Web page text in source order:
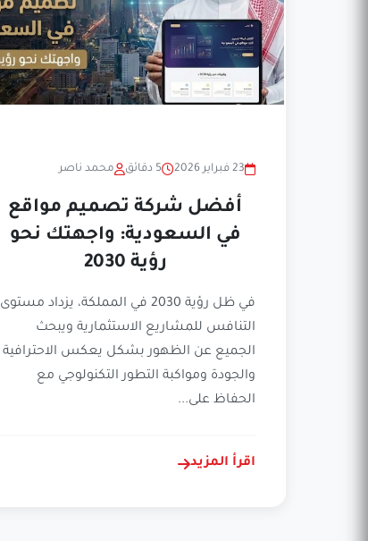
23 فبراير 2026 5 دقائق محمد ناصر
أفضل شركة تصميم مواقع
في السعودية: واجهتك نحو
رؤية 2030
في ظل رؤية 2030 في المملكة، يزداد مستوى
التنافس للمشاريع الاستثمارية ويبحث
الجميع عن الظهور بشكل يعكس الاحترافية
والجودة ومواكبة التطور التكنولوجي مع
الحفاظ على...
اقرأ المزيد